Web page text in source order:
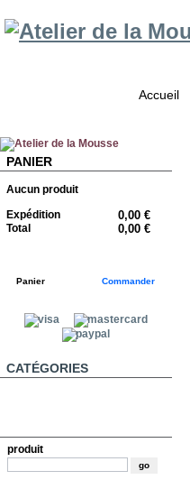
Accueil
PANIER
Aucun produit
Expédition
0,00 €
Total 0,00 €
Panier Commander
CATÉGORIES
produit